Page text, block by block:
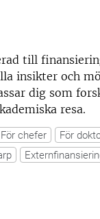
till
insikter och
dig som
resa.
För chefer För